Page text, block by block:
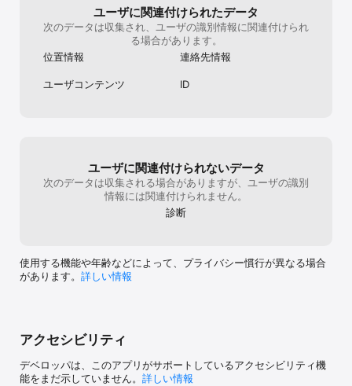
利用規約: https://www.apple.com/legal/internet-
services/itunes/dev/stdeula/
プライバシー: https://www.livesky.com/privacy.html
- 星座に新しい「Draw Full Length Lines（全長で線を描
画）」オプションを追加し、星座の線の描かれ方をより細か
- 視野（Field of View）インジケータの機材設定がより分か
- データ更新後に観測リストと観測記録が破損する問題を修
正しました。小天体軌道データ（Minor Body Orbit Data）
の更新（またはその他のデータベース更新）を行っても、保
存した小惑星・彗星・深宇宙天体が誤った対象に割り当て直
- 8.0.3 アップデート後に星座線が実線ではなく点線で表示
される問題を修正しました。
- 画面が白く点滅する問題を修正しました。天体情報画面や
（Eclipse Finder）の問題を修正しました。
- 衛星と彗星のデータが統合され、衛星が誤って描画されて
「Show Comets」でのみ表示される問題を修正しました。
- カレンダーの「View」ダウンロードが無言で失敗する問題
ユーザに関連付けられたデータ
次のデータは収集され、ユーザの識別情報に関連付けられ
る場合があります。
位置情報
連絡先情報
ユーザコンテンツ ID
ユーザに関連付けられないデータ
次のデータは収集される場合がありますが、ユーザの識別
情報には関連付けられません。
診断
使用する機能や年齢などによって、プライバシー慣行が異なる場合
があります。 詳しい情報
アクセシビリティ
デベロッパは、このアプリがサポートしているアクセシビリティ機
能をまだ示していません。 詳しい情報